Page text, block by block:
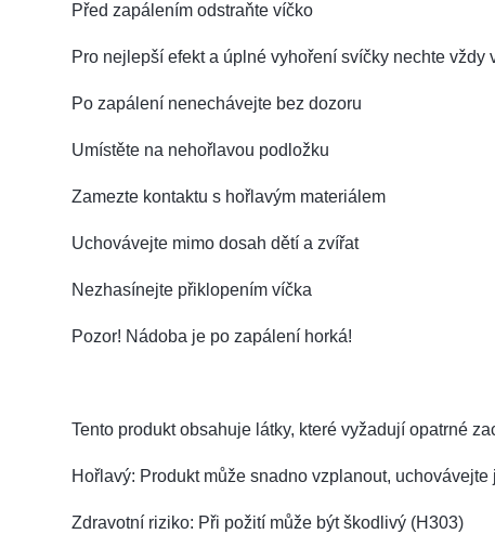
Před zapálením odstraňte víčko
Pro nejlepší efekt a úplné vyhoření svíčky nechte
Po zapálení nenechávejte bez dozoru
Umístěte na nehořlavou podložku
Zamezte kontaktu s hořlavým materiálem
Uchovávejte mimo dosah dětí a zvířat
Nezhasínejte přiklopením víčka
Pozor! Nádoba je po zapálení horká!
Tento produkt obsahuje látky, které vyžadují opatrné
Hořlavý: Produkt může snadno vzplanout,
Zdravotní riziko: Při požití může být škodlivý (H303)